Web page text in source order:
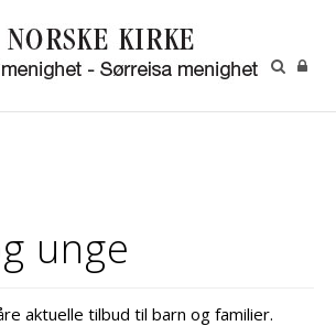
unge
aktuelle tilbud til barn og familier.